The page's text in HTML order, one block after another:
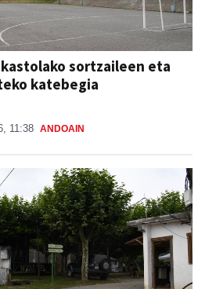
sortzaileen eta
katebegia
11:38 ANDOAIN